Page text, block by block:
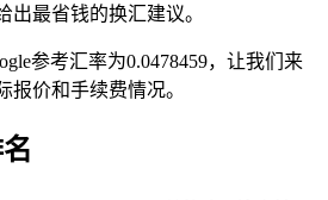
出最省钱的换汇建议。
参考汇率为0.0478459，让我们来
报价和手续费情况。